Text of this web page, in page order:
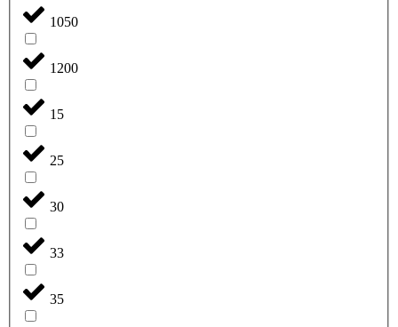
1050
1200
15
25
30
33
35